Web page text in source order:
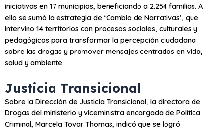
iniciativas en 17 municipios, beneficiando a 2.254 familias. A
ello se sumó la estrategia de ‘Cambio de Narrativas’, que
intervino 14 territorios con procesos sociales, culturales y
pedagógicos para transformar la percepción ciudadana
sobre las drogas y promover mensajes centrados en vida,
salud y ambiente.
Justicia Transi​​cional
Sobre la Dirección de Justicia Transicional, la directora de
Drogas del ministerio y viceministra encargada de Política
Criminal, Marcela Tovar Thomas, indicó que se logró